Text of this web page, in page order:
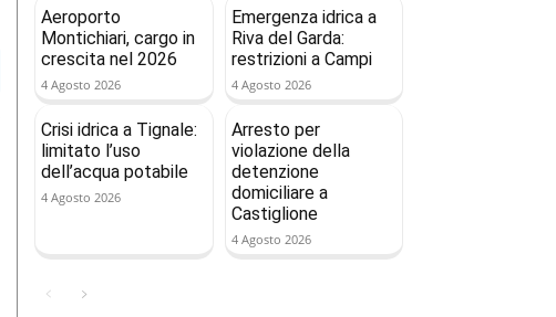
Aeroporto
Montichiari, cargo in
crescita nel 2026
4 Agosto 2026
Emergenza idrica a
Riva del Garda:
restrizioni a Campi
4 Agosto 2026
Crisi idrica a Tignale:
limitato l’uso
dell’acqua potabile
4 Agosto 2026
Arresto per
violazione della
detenzione
domiciliare a
Castiglione
4 Agosto 2026